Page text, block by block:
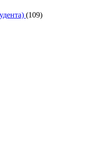
(109)